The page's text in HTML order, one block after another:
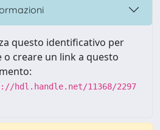
questo identificativo per
o creare un link a questo
hdl.handle.net/11368/2297